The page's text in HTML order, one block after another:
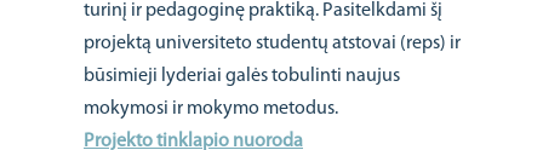
turinį ir pedagoginę praktiką. Pasitelkdami šį
projektą universiteto studentų atstovai (reps) ir
būsimieji lyderiai galės tobulinti naujus
mokymosi ir mokymo metodus.
Projekto tinklapio nuoroda